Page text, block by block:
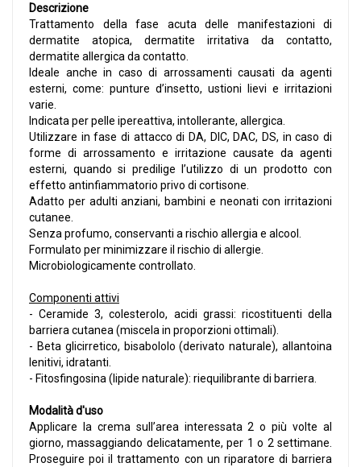
Descrizione
Trattamento della fase acuta delle manifestazioni di
dermatite atopica, dermatite irritativa da contatto,
dermatite allergica da contatto.
Ideale anche in caso di arrossamenti causati da agenti
esterni, come: punture d’insetto, ustioni lievi e irritazioni
varie.
Indicata per pelle ipereattiva, intollerante, allergica.
Utilizzare in fase di attacco di DA, DIC, DAC, DS, in caso di
forme di arrossamento e irritazione causate da agenti
esterni, quando si predilige l’utilizzo di un prodotto con
effetto antinfiammatorio privo di cortisone.
Adatto per adulti anziani, bambini e neonati con irritazioni
cutanee.
Senza profumo, conservanti a rischio allergia e alcool.
Formulato per minimizzare il rischio di allergie.
Microbiologicamente controllato.
Componenti attivi
- Ceramide 3, colesterolo, acidi grassi: ricostituenti della
barriera cutanea (miscela in proporzioni ottimali).
- Beta glicirretico, bisabololo (derivato naturale), allantoina
lenitivi, idratanti.
- Fitosfingosina (lipide naturale): riequilibrante di barriera.
Modalità d'uso
Applicare la crema sull’area interessata 2 o più volte al
giorno, massaggiando delicatamente, per 1 o 2 settimane.
Proseguire poi il trattamento con un riparatore di barriera